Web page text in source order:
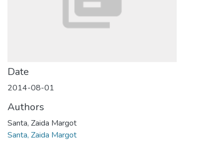
Date
2014-08-01
Authors
Santa, Zaida Margot
Santa, Zaida Margot